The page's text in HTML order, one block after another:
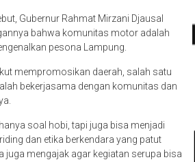
bahwa komunitas motor adalah
pesona Lampung.
bekerjasama dengan komunitas dan
dan etika berkendara yang patut
mengajak agar kegiatan serupa bisa
kota di Provinsi Lampung.